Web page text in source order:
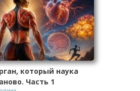
который наука
Часть 1